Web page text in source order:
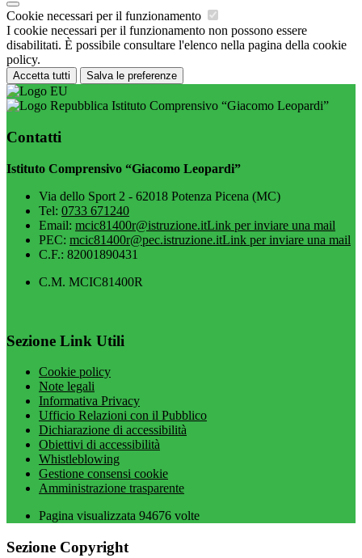
Cookie necessari per il funzionamento
I cookie necessari per il funzionamento non possono essere
disabilitati. È possibile consultare l'elenco nella pagina della cookie
policy.
Accetta tutti Salva le preferenze
Istituto Comprensivo “Giacomo Leopardi”
Contatti
Istituto Comprensivo “Giacomo Leopardi”
Via dello Sport 2 - 62018 Potenza Picena (MC)
Tel: 0733 671240
Email: mcic81400r@istruzione.itLink per inviare una mail
PEC: mcic81400r@pec.istruzione.itLink per inviare una mail
C.F.: 82001890431
C.M. MCIC81400R
Sezione Link Utili
Cookie policy
Note legali
Informativa Privacy
Ufficio Relazioni con il Pubblico
Dichiarazione di accessibilità
Obiettivi di accessibilità
Whistleblowing
Gestione consensi cookie
Amministrazione trasparente
Pagina visualizzata 94676 volte
Sezione Copyright